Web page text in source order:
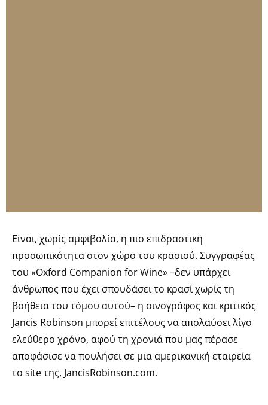
Eίναι, χωρίς αμφιβολία, η πιο επιδραστική
προσωπικότητα στον χώρο του κρασιού. Συγγραφέας
του «Oxford Companion for Wine» –δεν υπάρχει
άνθρωπος που έχει σπουδάσει το κρασί χωρίς τη
βοήθεια του τόμου αυτού– η οινογράφος και κριτικός
Jancis Robinson μπορεί επιτέλους να απολαύσει λίγο
ελεύθερο χρόνο, αφού τη χρονιά που μας πέρασε
αποφάσισε να πουλήσει σε μια αμερικανική εταιρεία
το site της, JancisRobinson.com.